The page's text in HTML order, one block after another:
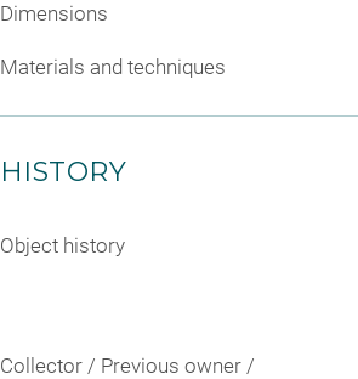
Dimensions
Materials and techniques
HISTORY
Object history
Collector / Previous owner /